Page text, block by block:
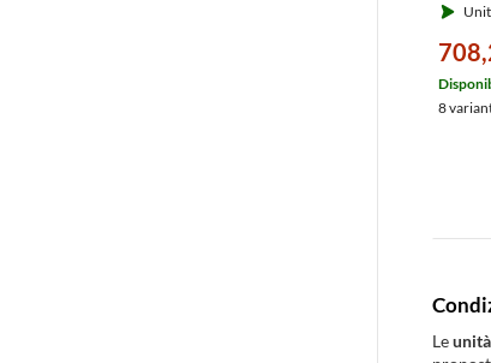
8
Le